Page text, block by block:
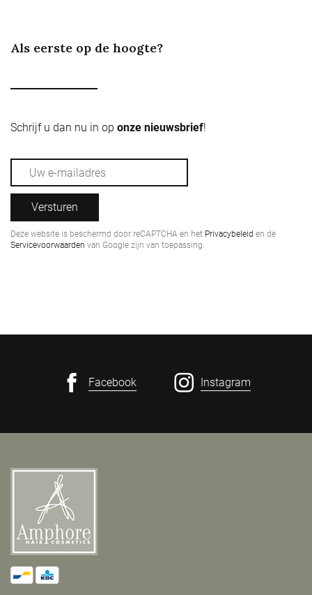
Als eerste op de hoogte?
Schrijf u dan nu in op onze nieuwsbrief!
Versturen
Deze website is beschermd door reCAPTCHA en het Privacybeleid en de
Servicevoorwaarden van Google zijn van toepassing.
Facebook Instagram